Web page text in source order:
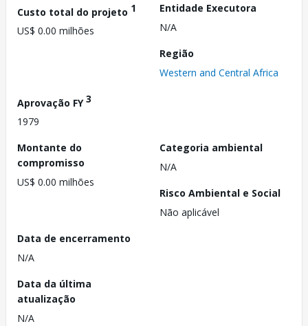
Custo total do projeto 1
US$ 0.00 milhões
Entidade Executora
N/A
Região
Western and Central Africa
Aprovação FY3
1979
Montante do
compromisso
US$ 0.00 milhões
Categoria ambiental
N/A
Risco Ambiental e Social
Não aplicável
Data de encerramento
N/A
Data da última
atualização
N/A